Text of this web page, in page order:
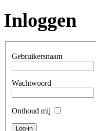
Inloggen
Gebruikersnaam
Wachtwoord
Onthoud mij